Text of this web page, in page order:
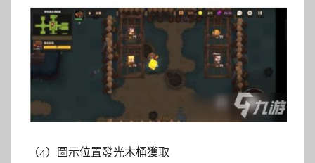
（4）圖示位置發光木桶獲取